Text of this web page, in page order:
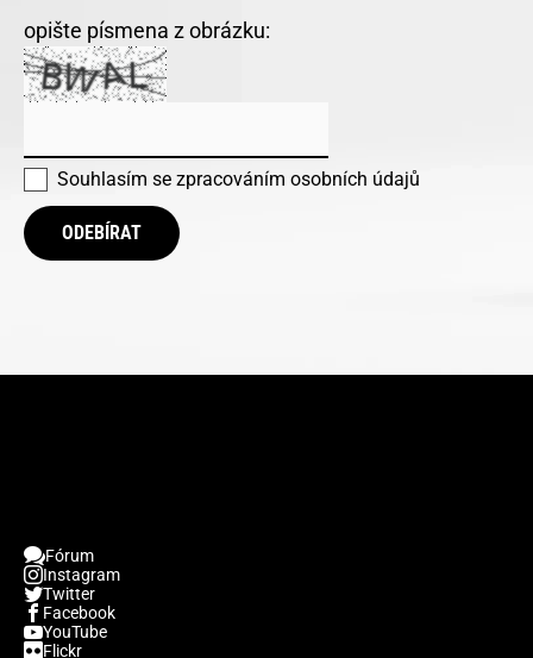
opište písmena z obrázku:
Souhlasím se zpracováním osobních údajů
ODEBÍRAT
Fórum
Instagram
Twitter
Facebook
YouTube
Flickr